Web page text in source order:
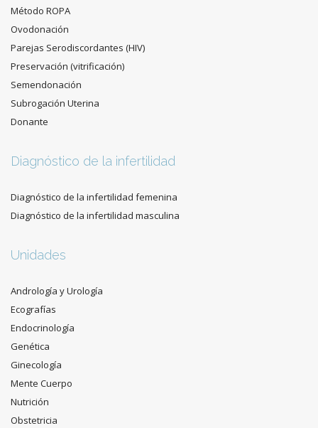
Método ROPA
Ovodonación
Parejas Serodiscordantes (HIV)
Preservación (vitrificación)
Semendonación
Subrogación Uterina
Donante
Diagnóstico de la infertilidad
Diagnóstico de la infertilidad femenina
Diagnóstico de la infertilidad masculina
Unidades
Andrología y Urología
Ecografías
Endocrinología
Genética
Ginecología
Mente Cuerpo
Nutrición
Obstetricia